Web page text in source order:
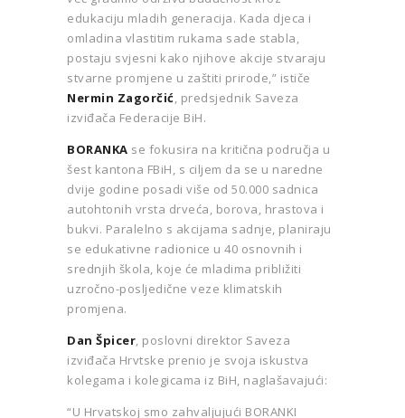
edukaciju mladih generacija. Kada djeca i
omladina vlastitim rukama sade stabla,
postaju svjesni kako njihove akcije stvaraju
stvarne promjene u zaštiti prirode,” ističe
Nermin Zagorčić, predsjednik Saveza
izviđača Federacije BiH.
BORANKA se fokusira na kritična područja u
šest kantona FBiH, s ciljem da se u naredne
dvije godine posadi više od 50.000 sadnica
autohtonih vrsta drveća, borova, hrastova i
bukvi. Paralelno s akcijama sadnje, planiraju
se edukativne radionice u 40 osnovnih i
srednjih škola, koje će mladima približiti
uzročno-posljedične veze klimatskih
promjena.
Dan Špicer, poslovni direktor Saveza
izviđača Hrvtske prenio je svoja iskustva
kolegama i kolegicama iz BiH, naglašavajući:
“U Hrvatskoj smo zahvaljujući BORANKI